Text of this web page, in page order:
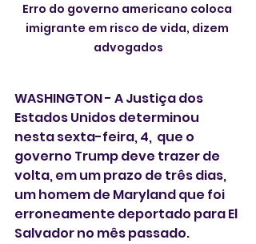
Erro do governo americano coloca
imigrante em risco de vida, dizem
advogados
WASHINGTON - A Justiça dos
Estados Unidos determinou
nesta sexta-feira, 4,  que o
governo Trump deve trazer de
volta, em um prazo de três dias,
um homem de Maryland que foi
erroneamente deportado para El
Salvador no mês passado.